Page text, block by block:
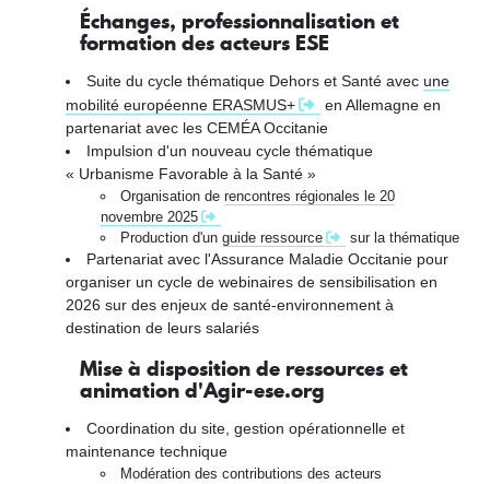
Échanges, professionnalisation et
formation des acteurs ESE
Suite du cycle thématique Dehors et Santé avec une
mobilité européenne ERASMUS+
en Allemagne en
partenariat avec les CEMÉA Occitanie
Impulsion d'un nouveau cycle thématique
« Urbanisme Favorable à la Santé »
Organisation de rencontres régionales le 20
novembre 2025
Production d'un guide ressource sur la thématique
Partenariat avec l'Assurance Maladie Occitanie pour
organiser un cycle de webinaires de sensibilisation en
2026 sur des enjeux de santé-environnement à
destination de leurs salariés
Mise à disposition de ressources et
animation d'Agir-ese.org
Coordination du site, gestion opérationnelle et
maintenance technique
Modération des contributions des acteurs